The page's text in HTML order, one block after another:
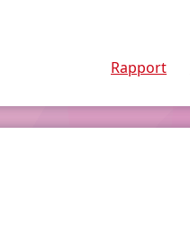
Rapport